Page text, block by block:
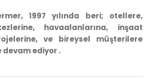
1997 yılında beri; otellere,
havaalanlarına, inşaat
ve bireysel müşterilere
devam ediyor .